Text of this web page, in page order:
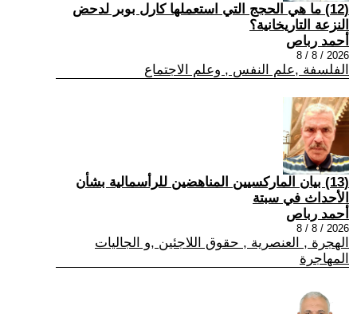
(12) ما هي الحجج التي استعملها كارل بوبر لدحض
النزعة التاريخانية؟
أحمد رباص
2026 / 8 / 8
الفلسفة ,علم النفس , وعلم الاجتماع
(13) بيان الماركسيين المناهضين للرأسمالية بشأن
الأحداث في سبتة
أحمد رباص
2026 / 8 / 8
الهجرة , العنصرية , حقوق اللاجئين ,و الجاليات
المهاجرة